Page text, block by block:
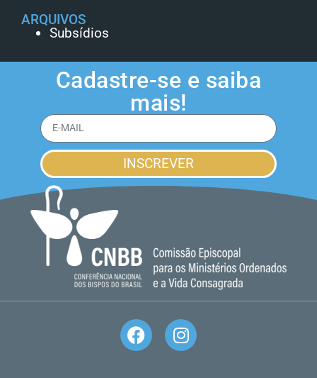
ARQUIVOS
Subsídios
Cadastre-se e saiba
mais!
INSCREVER